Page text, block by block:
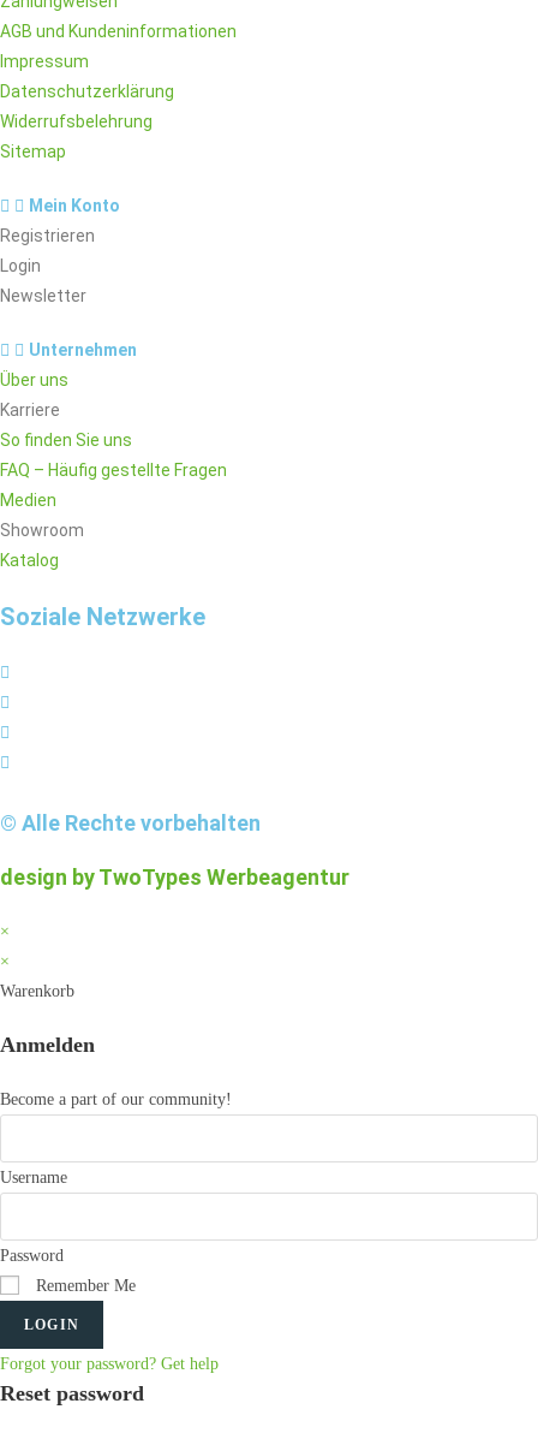
AGB und Kundeninformationen
Impressum
Datenschutzerklärung
Widerrufsbelehrung
Sitemap
Mein Konto
Registrieren
Login
Newsletter
Unternehmen
Über uns
Karriere
So finden Sie uns
FAQ – Häufig gestellte Fragen
Medien
Showroom
Katalog
Soziale Netzwerke
© Alle Rechte vorbehalten
design by TwoTypes Werbeagentur
×
×
Warenkorb
Anmelden
Become a part of our community!
Username
Password
Remember Me
LOGIN
Forgot your password? Get help
Reset password